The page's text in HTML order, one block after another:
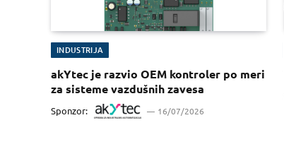
INDUSTRIJA
akYtec je razvio OEM kontroler po meri
za sisteme vazdušnih zavesa
Sponzor: 16/07/2026